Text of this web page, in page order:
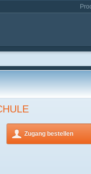
Zugang bestellen